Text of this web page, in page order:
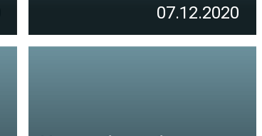
07.12.2020